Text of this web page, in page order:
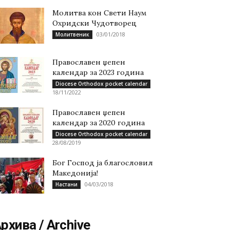
Молитва кон Свети Наум
Охридски Чудотворец
Молитвеник 03/01/2018
Православен џепен
календар за 2023 година
Diocese Orthodox pocket calendar
18/11/2022
Православен џепен
календар за 2020 година
Diocese Orthodox pocket calendar
28/08/2019
Бог Господ ја благословил
Македонија!
Настани 04/03/2018
/ Archive